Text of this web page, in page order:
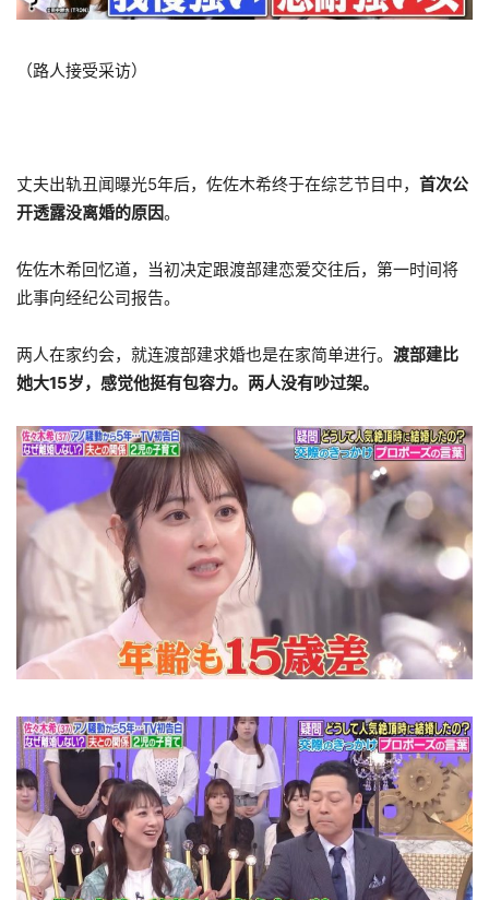
（路人接受采访）
丈夫出轨丑闻曝光5年后，佐佐木希终于在综艺节目中， 首次公
开透露没离婚的原因。
佐佐木希回忆道，当初决定跟渡部建恋爱交往后，第一时间将
此事向经纪公司报告。
两人在家约会，就连渡部建求婚也是在家简单进行。 渡部建比
她大15岁，感觉他挺有包容力。两人没有吵过架。